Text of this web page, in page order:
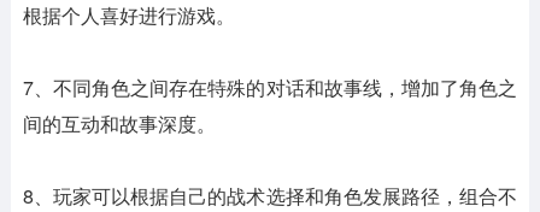
根据个人喜好进行游戏。
7、不同角色之间存在特殊的对话和故事线，增加了角色之
间的互动和故事深度。
8、玩家可以根据自己的战术选择和角色发展路径，组合不